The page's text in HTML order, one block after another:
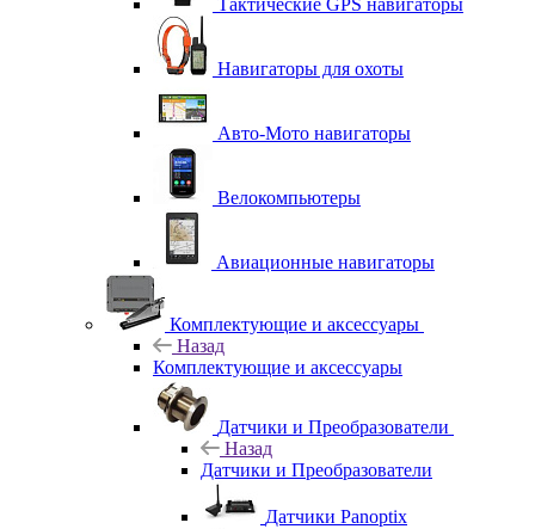
Тактические GPS навигаторы
Навигаторы для охоты
Авто-Мото навигаторы
Велокомпьютеры
Авиационные навигаторы
Комплектующие и аксессуары
Назад
Комплектующие и аксессуары
Датчики и Преобразователи
Назад
Датчики и Преобразователи
Датчики Panoptix